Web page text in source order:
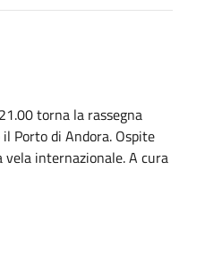
torna la rassegna
Porto di Andora. Ospite
vela internazionale. A cura